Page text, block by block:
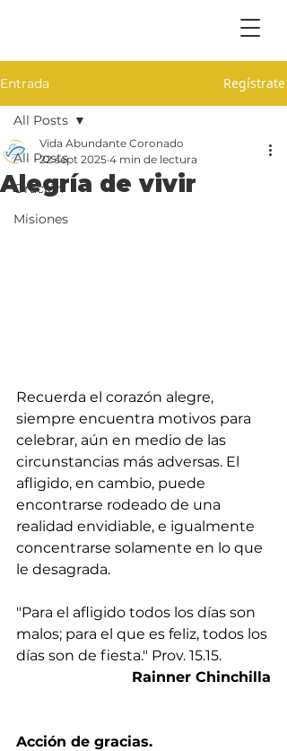
Entrada Regístrate
All Posts
Oración
Misiones
All Posts
Alegría de vivir
Vida Abundante Coronado
22 sept 2025 4 min de lectura
Recuerda el corazón alegre,
siempre encuentra motivos para
celebrar, aún en medio de las
circunstancias más adversas. El
afligido, en cambio, puede
encontrarse rodeado de una
realidad envidiable, e igualmente
concentrarse solamente en lo que
le desagrada.
"Para el afligido todos los días son
malos; para el que es feliz, todos los
días son de fiesta." Prov. 15.15.
Rainner Chinchilla
Acción de gracias.